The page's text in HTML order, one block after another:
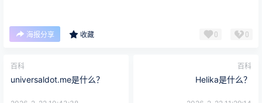
海报分享 收藏 0 0
百科
universaldot.me是什么？
百科
Helika是什么？